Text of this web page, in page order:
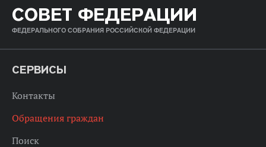
СОВЕТ ФЕДЕРАЦИИ
ФЕДЕРАЛЬНОГО СОБРАНИЯ РОССИЙСКОЙ ФЕДЕРАЦИИ
СЕРВИСЫ
Контакты
Обращения граждан
Поиск